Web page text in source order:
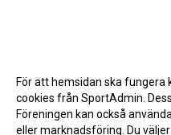
För att hemsidan ska fungera
cookies från SportAdmin.
Föreningen kan också
eller marknadsföring. Du